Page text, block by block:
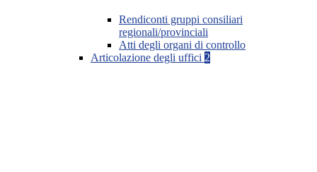
Rendiconti gruppi consiliari
regionali/provinciali
Atti degli organi di controllo
Articolazione degli uffici 2